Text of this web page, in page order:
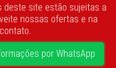
deste site estão sujeitas a
nossas ofertas e na
por WhatsApp